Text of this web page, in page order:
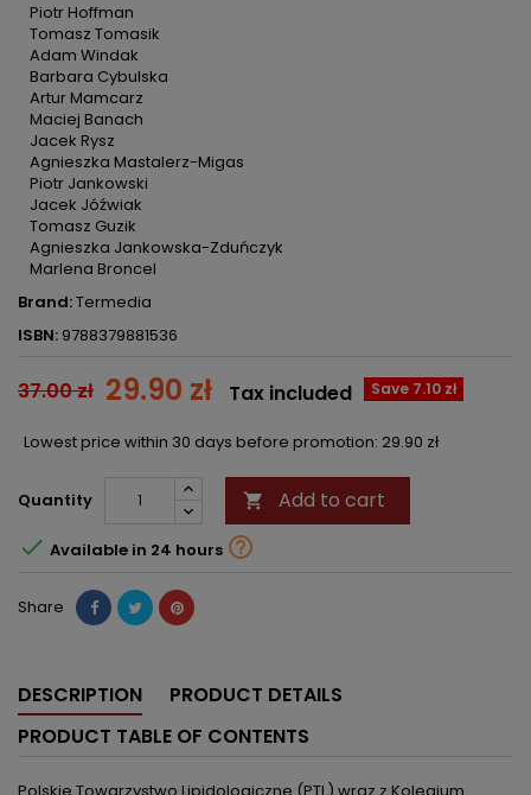
Piotr Hoffman
Tomasz Tomasik
Adam Windak
Barbara Cybulska
Artur Mamcarz
Maciej Banach
Jacek Rysz
Agnieszka Mastalerz-Migas
Piotr Jankowski
Jacek Jóźwiak
Tomasz Guzik
Agnieszka Jankowska-Zduńczyk
Marlena Broncel
Brand:Termedia
ISBN: 9788379881536
37.00 zł 29.90 zł Save 7.10 zł
Tax included
Lowest price within 30 days before promotion: 29.90 zł
Quantity  Add to cart
 Available in 24 hours 
Share
DESCRIPTION
PRODUCT DETAILS
PRODUCT TABLE OF CONTENTS